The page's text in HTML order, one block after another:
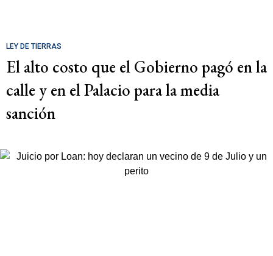
LEY DE TIERRAS
El alto costo que el Gobierno pagó en la
calle y en el Palacio para la media
sanción